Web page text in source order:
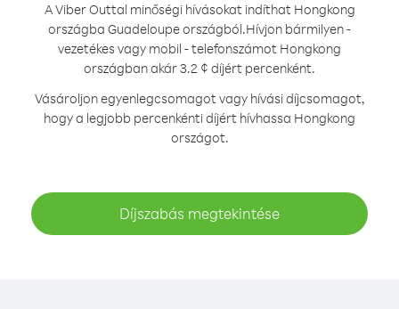
A Viber Outtal minőségi hívásokat indíthat Hongkong
országba Guadeloupe országból.Hívjon bármilyen -
vezetékes vagy mobil - telefonszámot Hongkong
országban akár 3.2 ¢ díjért percenként.
Vásároljon egyenlegcsomagot vagy hívási díjcsomagot,
hogy a legjobb percenkénti díjért hívhassa Hongkong
országot.
Díjszabás megtekintése